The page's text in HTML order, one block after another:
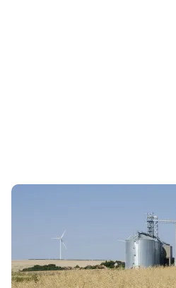
Stockage de céréales :
viennent pas du champ
Les insectes du stockage se
Plusieurs études montrent que